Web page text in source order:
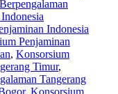
Indonesia
Penjaminan
, Konsorsium
Timur,
Tangerang
, Konsorsium